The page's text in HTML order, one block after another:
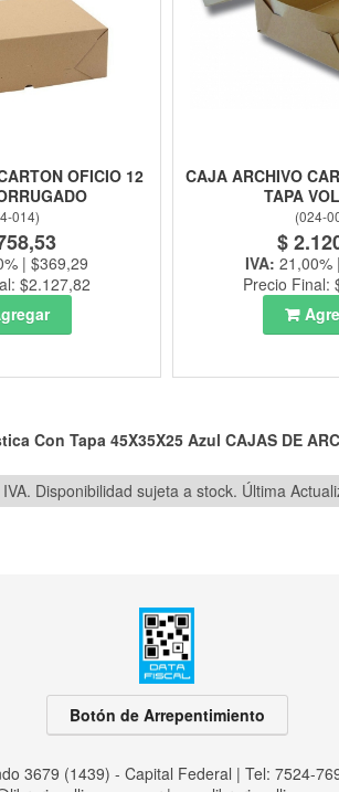
OFICIO 12
014)
| $369,29
$2.127,82
CAJA ARCHIVO
TAPA
(024-
$
IVA: 21,00%
Precio Final:
Con Tapa 45X35X25 Azul CAJAS DE
Disponibilidad sujeta a stock. Última
Botón de Arrepentimiento
3679 (1439) - Capital Federal | Tel: 7524-